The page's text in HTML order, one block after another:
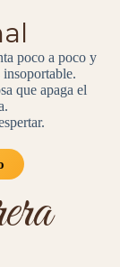
poco a poco y
insoportable.
que apaga el